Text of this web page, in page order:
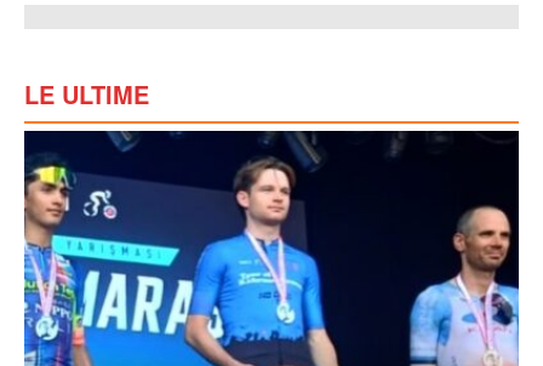
LE ULTIME